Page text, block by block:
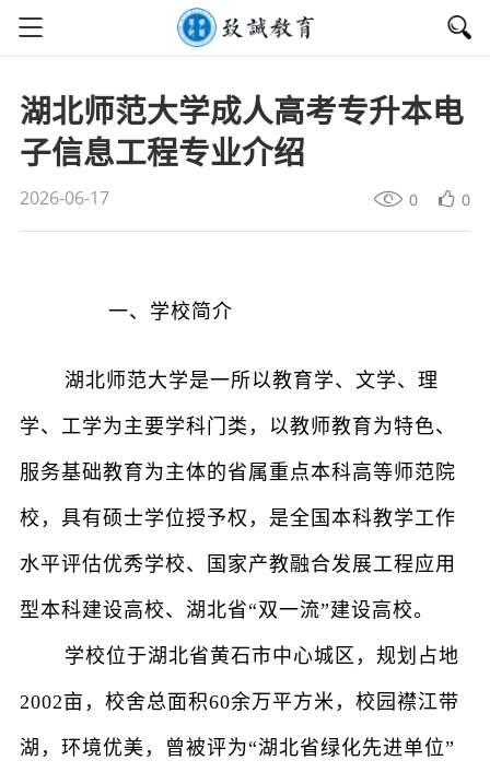
湖北师范大学成人高考专升本电
子信息工程专业介绍
2026-06-17 0 0
一、学校简介
湖北师范大学是一所以教育学、文学、理
学、工学为主要学科门类，以教师教育为特色、
服务基础教育为主体的省属重点本科高等师范院
校，具有硕士学位授予权，是全国本科教学工作
水平评估优秀学校、国家产教融合发展工程应用
型本科建设高校、湖北省“双一流”建设高校。
学校位于湖北省黄石市中心城区，规划占地
2002亩，校舍总面积60余万平方米，校园襟江带
湖，环境优美，曾被评为“湖北省绿化先进单位”